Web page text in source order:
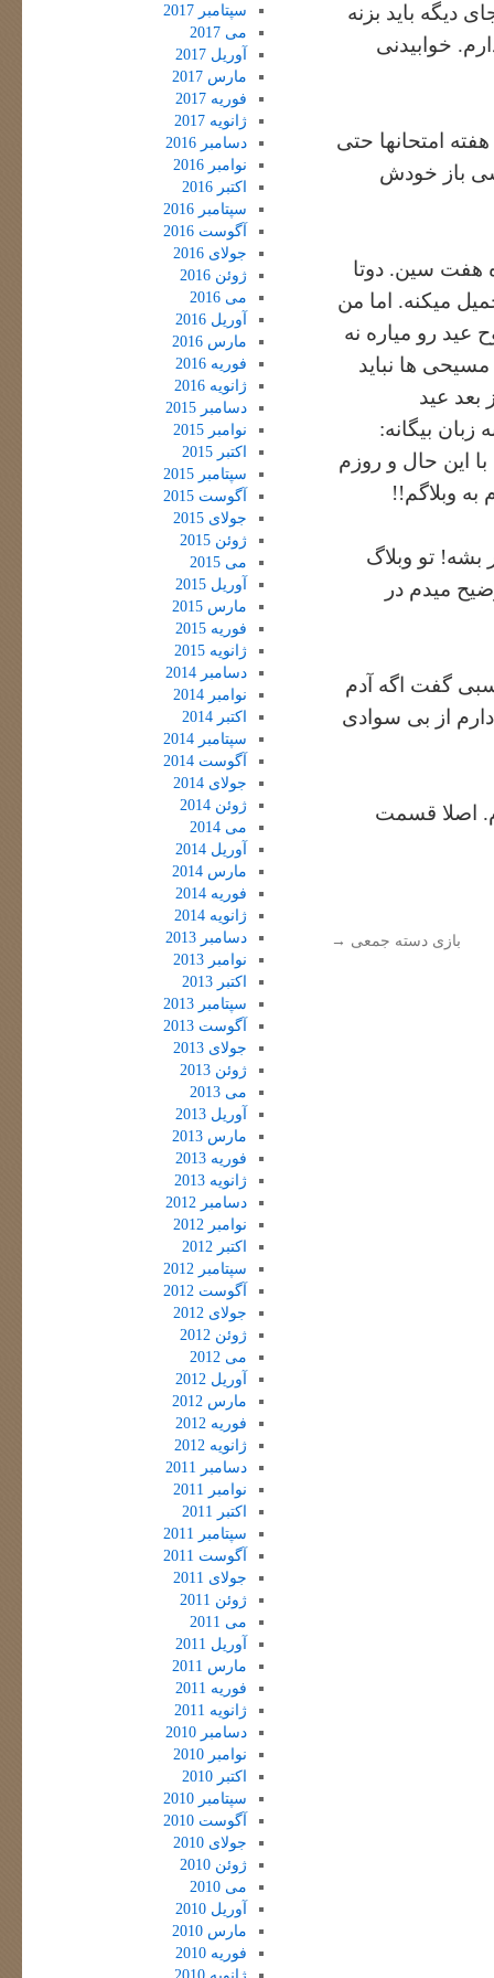
دیگه باید بزنه
خوابیدنی
امتحانها حتی
باز خودش
هفت سین. دوتا
میکنه. اما من
رو میاره نه
ها نباید
عید
بیگانه:
این حال و روزم
وبلاگم!!
بشه! تو وبلاگ
میدم در
گفت اگه آدم
از بی سوادی
اصلا قسمت
بازی دسته جمعی →
سپتامبر 2017
می 2017
آوریل 2017
مارس 2017
فوریه 2017
ژانویه 2017
دسامبر 2016
نوامبر 2016
اکتبر 2016
سپتامبر 2016
آگوست 2016
جولای 2016
ژوئن 2016
می 2016
آوریل 2016
مارس 2016
فوریه 2016
ژانویه 2016
دسامبر 2015
نوامبر 2015
اکتبر 2015
سپتامبر 2015
آگوست 2015
جولای 2015
ژوئن 2015
می 2015
آوریل 2015
مارس 2015
فوریه 2015
ژانویه 2015
دسامبر 2014
نوامبر 2014
اکتبر 2014
سپتامبر 2014
آگوست 2014
جولای 2014
ژوئن 2014
می 2014
آوریل 2014
مارس 2014
فوریه 2014
ژانویه 2014
دسامبر 2013
نوامبر 2013
اکتبر 2013
سپتامبر 2013
آگوست 2013
جولای 2013
ژوئن 2013
می 2013
آوریل 2013
مارس 2013
فوریه 2013
ژانویه 2013
دسامبر 2012
نوامبر 2012
اکتبر 2012
سپتامبر 2012
آگوست 2012
جولای 2012
ژوئن 2012
می 2012
آوریل 2012
مارس 2012
فوریه 2012
ژانویه 2012
دسامبر 2011
نوامبر 2011
اکتبر 2011
سپتامبر 2011
آگوست 2011
جولای 2011
ژوئن 2011
می 2011
آوریل 2011
مارس 2011
فوریه 2011
ژانویه 2011
دسامبر 2010
نوامبر 2010
اکتبر 2010
سپتامبر 2010
آگوست 2010
جولای 2010
ژوئن 2010
می 2010
آوریل 2010
مارس 2010
فوریه 2010